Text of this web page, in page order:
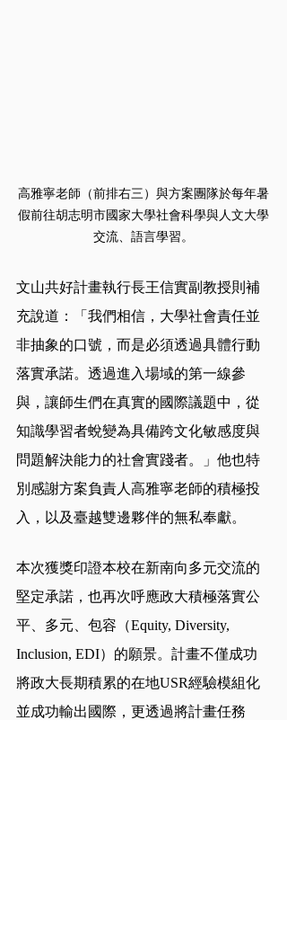
高雅寧老師（前排右三）與方案團隊於每年暑
假前往胡志明市國家大學社會科學與人文大學
交流、語言學習。
文山共好計畫執行長王信實副教授則補
充說道：「我們相信，大學社會責任並
非抽象的口號，而是必須透過具體行動
落實承諾。透過進入場域的第一線參
與，讓師生們在真實的國際議題中，從
知識學習者蛻變為具備跨文化敏感度與
問題解決能力的社會實踐者。」他也特
別感謝方案負責人高雅寧老師的積極投
入，以及臺越雙邊夥伴的無私奉獻。
本次獲獎印證本校在新南向多元交流的
堅定承諾，也再次呼應政大積極落實公
平、多元、包容（Equity, Diversity,
Inclusion, EDI）的願景。計畫不僅成功
將政大長期積累的在地USR經驗模組化
並成功輸出國際，更透過將計畫任務